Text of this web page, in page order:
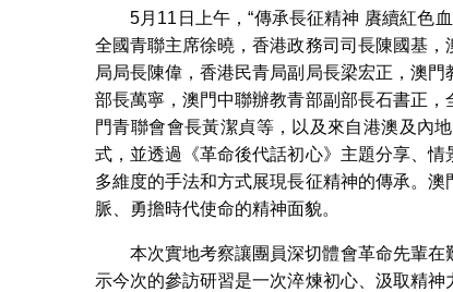
5月11日上午，“傳承長征精神 賡續紅色
全國青聯主席徐曉，香港政務司司長陳國基
局局長陳偉，香港民青局副局長梁宏正，澳
部長萬寧，澳門中聯辦教青部副部長石書正
門青聯會會長黃潔貞等，以及來自港澳及內
式，並透過《革命後代話初心》主題分享、
多維度的手法和方式展現長征精神的傳承。
脈、勇擔時代使命的精神面貌。
本次實地考察讓團員深切體會革命先輩
示今次的參訪研習是一次淬煉初心、汲取精